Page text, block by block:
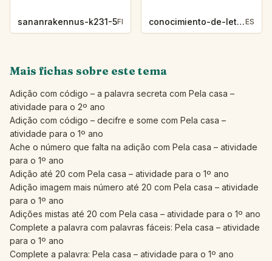
sananrakennus-k231-5FI conocimiento-de-letras-k230-5ES
Mais fichas sobre este tema
Adição com código – a palavra secreta com Pela casa –
atividade para o 2º ano
Adição com código – decifre e some com Pela casa –
atividade para o 1º ano
Ache o número que falta na adição com Pela casa – atividade
para o 1º ano
Adição até 20 com Pela casa – atividade para o 1º ano
Adição imagem mais número até 20 com Pela casa – atividade
para o 1º ano
Adições mistas até 20 com Pela casa – atividade para o 1º ano
Complete a palavra com palavras fáceis: Pela casa – atividade
para o 1º ano
Complete a palavra: Pela casa – atividade para o 1º ano